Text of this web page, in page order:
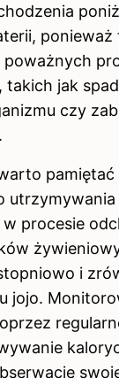
jak
czy
pamiętać
procesie
i
jojo.